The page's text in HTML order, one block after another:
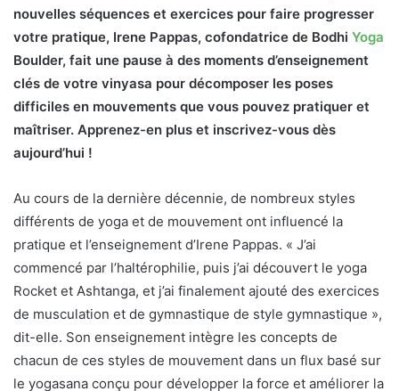
nouvelles séquences et exercices pour faire progresser
votre pratique, Irene Pappas, cofondatrice de Bodhi Yoga
Boulder, fait une pause à des moments d’enseignement
clés de votre vinyasa pour décomposer les poses
difficiles en mouvements que vous pouvez pratiquer et
maîtriser. Apprenez-en plus et inscrivez-vous dès
aujourd’hui !
Au cours de la dernière décennie, de nombreux styles
différents de yoga et de mouvement ont influencé la
pratique et l’enseignement d’Irene Pappas. « J’ai
commencé par l’haltérophilie, puis j’ai découvert le yoga
Rocket et Ashtanga, et j’ai finalement ajouté des exercices
de musculation et de gymnastique de style gymnastique »,
dit-elle. Son enseignement intègre les concepts de
chacun de ces styles de mouvement dans un flux basé sur
le yogasana conçu pour développer la force et améliorer la